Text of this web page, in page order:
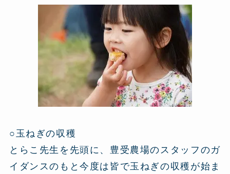
○玉ねぎの収穫
とらこ先生を先頭に、豊受農場のスタッフのガ
イダンスのもと今度は皆で玉ねぎの収穫が始ま